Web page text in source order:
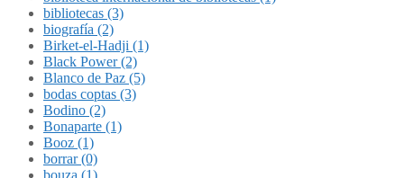
bibliotecas (3)
biografía (2)
Birket-el-Hadji (1)
Black Power (2)
Blanco de Paz (5)
bodas coptas (3)
Bodino (2)
Bonaparte (1)
Booz (1)
borrar (0)
bouza (1)